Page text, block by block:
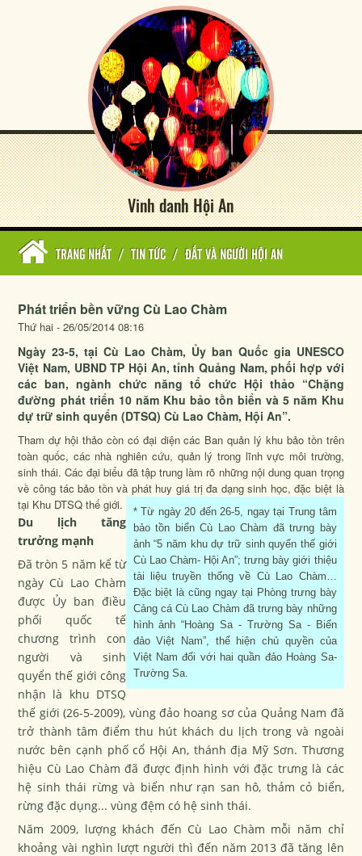
Vinh danh Hội An
TRANG NHẤT / TIN TỨC / ĐẤT VÀ NGƯỜI HỘI AN
Phát triển bền vững Cù Lao Chàm
Thứ hai - 26/05/2014 08:16
Ngày 23-5, tại Cù Lao Chàm, Ủy ban Quốc gia UNESCO
Việt Nam, UBND TP Hội An, tỉnh Quảng Nam, phối hợp với
các ban, ngành chức năng tổ chức Hội thảo “Chặng
đường phát triển 10 năm Khu bảo tồn biển và 5 năm Khu
dự trữ sinh quyển (DTSQ) Cù Lao Chàm, Hội An”.
Tham dự hội thảo còn có đại diện các Ban quản lý khu bảo tồn trên
toàn quốc, các nhà nghiên cứu, quản lý trong lĩnh vực môi trường,
sinh thái. Các đại biểu đã tập trung làm rõ những nội dung quan trọng
về công tác bảo tồn và phát huy giá trị đa dạng sinh học, đặc biệt là
tại Khu DTSQ thế giới.
* Từ ngày 20 đến 26-5, ngay tại Trung tâm
bảo tồn biển Cù Lao Chàm đã trưng bày
ảnh “5 năm khu dự trữ sinh quyển thế giới
Cù Lao Chàm- Hội An”; trưng bày giới thiệu
tài liệu truyền thống về Cù Lao Chàm…
Đặc biệt là cũng ngay tại Phòng trưng bày
Cảng cá Cù Lao Chàm đã trưng bày những
hình ảnh “Hoàng Sa - Trường Sa - Biển
đảo Việt Nam”, thể hiện chủ quyền của
Việt Nam đối với hai quần đảo Hoàng Sa-
Trường Sa.
Du lịch tăng
trưởng mạnh
Đã tròn 5 năm kể từ
ngày Cù Lao Chàm
được Ủy ban điều
phối quốc tế
chương trình con
người và sinh
quyển thế giới công
nhận là khu DTSQ
thế giới (26-5-2009), vùng đảo hoang sơ của Quảng Nam đã
trở thành tâm điểm thu hút khách du lịch trong và ngoài
nước bên cạnh phố cổ Hội An, thánh địa Mỹ Sơn. Thương
hiệu Cù Lao Chàm đã được định hình với đặc trưng là các
hệ sinh thái rừng và biển như rạn san hô, thảm cỏ biển,
rừng đặc dụng... vùng đệm có hệ sinh thái.
Năm 2009, lượng khách đến Cù Lao Chàm mỗi năm chỉ
khoảng vài nghìn lượt người thì đến năm 2013 đã tăng lên